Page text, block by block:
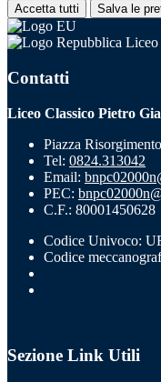
Accetta tutti Salva le
Liceo
Contatti
Liceo Classico Pietro
Piazza
Tel: 0824.313042
Email:
PEC:
C.F.: 80001450628
Codice Univoco:
Codice
Sezione Link Utili